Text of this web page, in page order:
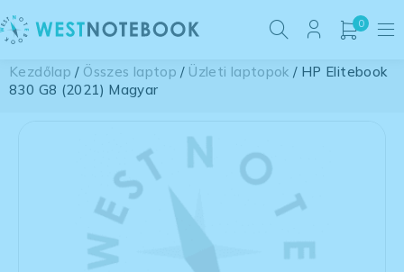
0
Kezdőlap / Összes laptop / Üzleti laptopok / HP Elitebook
830 G8 (2021) Magyar